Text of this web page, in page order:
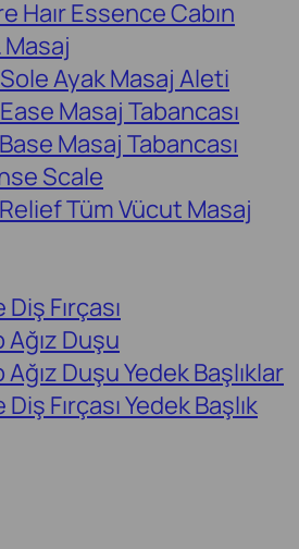
Haır Essence Cabın
Ayak Masaj Aleti
Masaj Tabancası
Masaj Tabancası
Scale
Tüm Vücut Masaj
Fırçası
Duşu
Duşu Yedek Başlıklar
Fırçası Yedek Başlık